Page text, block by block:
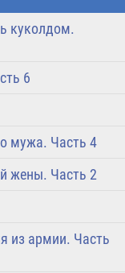
куколдом.
6
мужа. Часть 4
жены. Часть 2
из армии. Часть